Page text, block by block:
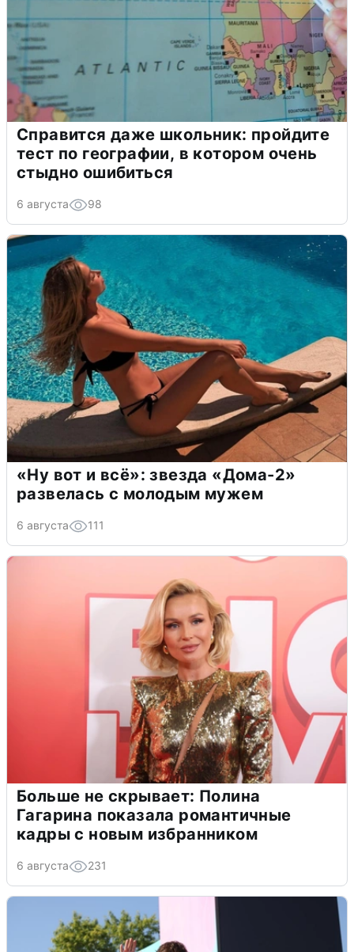
Справится даже школьник: пройдите
тест по географии, в котором очень
стыдно ошибиться
6 августа 98
«Ну вот и всё»: звезда «Дома-2»
развелась с молодым мужем
6 августа 111
Больше не скрывает: Полина
Гагарина показала романтичные
кадры с новым избранником
6 августа 231